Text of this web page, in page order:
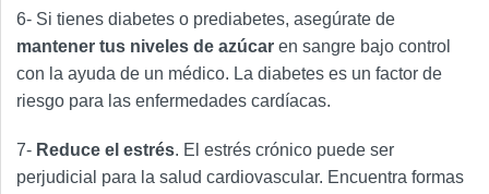
6- Si tienes diabetes o prediabetes, asegúrate de
mantener tus niveles de azúcar en sangre bajo control
con la ayuda de un médico. La diabetes es un factor de
riesgo para las enfermedades cardíacas.
7- Reduce el estrés. El estrés crónico puede ser
perjudicial para la salud cardiovascular. Encuentra formas